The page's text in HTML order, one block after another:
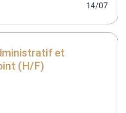
14/07
et
(H/F)